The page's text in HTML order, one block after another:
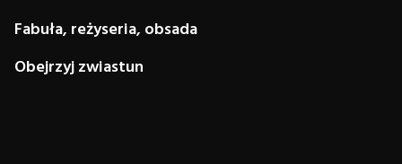
Fabuła, reżyseria, obsada
Obejrzyj zwiastun